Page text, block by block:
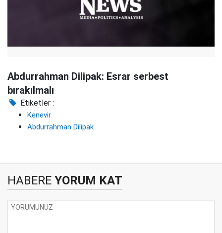
Abdurrahman Dilipak: Esrar serbest
bırakılmalı
Etiketler :
Kenevir
Abdurrahman Dilipak
HABERE YORUM KAT